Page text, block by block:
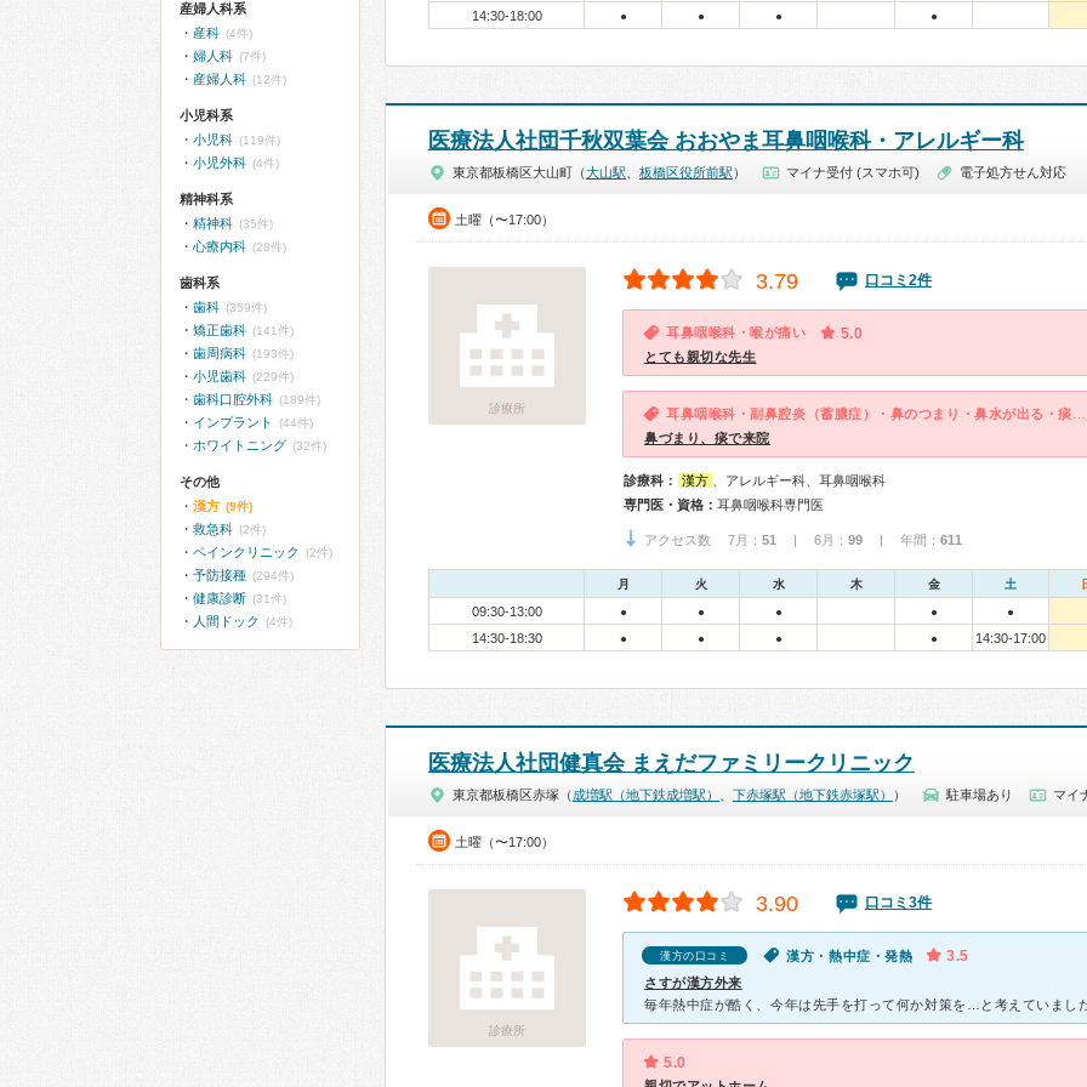
14:30-18:00 ● ● ● ●
医療法人社団千秋双葉会 おおやま耳鼻咽喉科・アレルギー科
東京都板橋区大山町（大山駅 板橋区役所前駅 ） マイナ受付 (スマホ可) 電子処方せん対応
土曜（〜17:00）
診療所
3.79 口コミ2件
耳鼻咽喉科・喉が痛い 5.0
とても親切な先生
鼻づまり、痰で来院
診療科： 漢方
、アレルギー科、耳鼻咽喉科
専門医・資格： 耳鼻咽喉科専門医
アクセス数 7月： 51 | 6月： 99 | 年間： 611
月 火 水 木 金 土
09:30-13:00 ● ● ● ● ●
14:30-18:30 ● ● ● ● 14:30-17:00
医療法人社団健真会 まえだファミリークリニック
東京都板橋区赤塚（ 成増駅（地下鉄成増駅） 下赤塚駅（地下鉄赤塚駅） ） 駐車場あり マイ
土曜（〜17:00）
診療所
3.90 口コミ3件
漢方の口コミ 漢方・熱中症・発熱 3.5
さすが漢方外来
5.0
産婦人科系
産科 (4件)
婦人科 (7件)
産婦人科 (12件)
小児科系
小児科 (119件)
小児外科 (4件)
精神科系
精神科 (35件)
心療内科 (28件)
歯科系
歯科 (359件)
矯正歯科 (141件)
歯周病科 (193件)
小児歯科 (229件)
歯科口腔外科 (189件)
インプラント (44件)
ホワイトニング (32件)
その他
漢方 (9件)
救急科 (2件)
ペインクリニック (2件)
予防接種 (294件)
健康診断 (31件)
人間ドック (4件)